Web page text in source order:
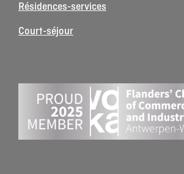
Résidences-services
Court-séjour